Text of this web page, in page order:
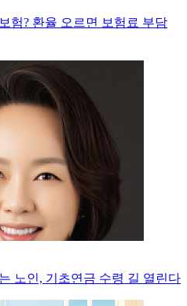
험? 환율 오르면 보험료 부담
노인, 기초연금 수령 길 열린다